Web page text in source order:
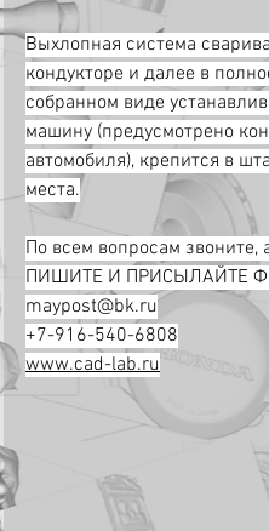
Выхлопная система
кондукторе и далее в
собранном виде
машину (предусмотрено
автомобиля), крепится в
места.
По всем вопросам звоните,
ПИШИТЕ И ПРИСЫЛАЙТЕ
maypost@bk.ru
+7-916-540-6808
www.cad-lab.ru